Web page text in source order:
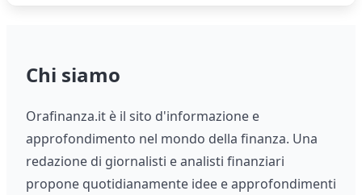
Chi siamo
Orafinanza.it è il sito d'informazione e
approfondimento nel mondo della finanza. Una
redazione di giornalisti e analisti finanziari
propone quotidianamente idee e approfondimenti